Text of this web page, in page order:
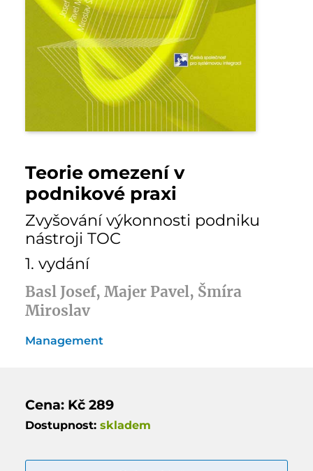
Teorie omezení v
podnikové praxi
Zvyšování výkonnosti podniku
nástroji TOC
1. vydání
Basl Josef, Majer Pavel, Šmíra
Miroslav
Management
Cena: Kč 289
Dostupnost: skladem